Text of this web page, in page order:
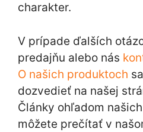
charakter.
V prípade ďalších
predajňu alebo nás
O našich produktoch
dozvedieť na našej
Články ohľadom
môžete prečítať v